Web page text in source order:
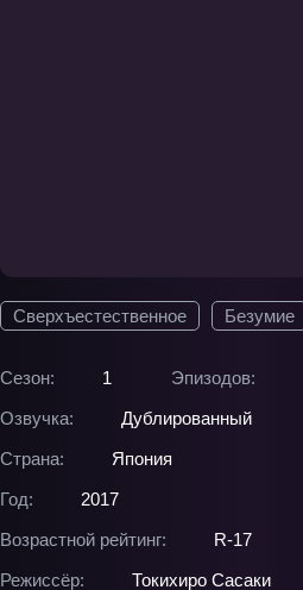
Сверхъестественное Безумие
Сезон: 1 Эпизодов:
Озвучка:
Дублированный
Страна:
Япония
Год:
2017
Возрастной рейтинг:
R-17
Режиссёр:
Токихиро Сасаки